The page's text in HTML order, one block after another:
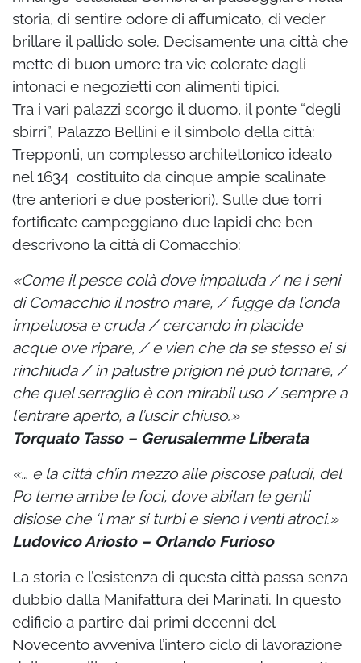
storia, di sentire odore di affumicato, di veder
brillare il pallido sole. Decisamente una città che
mette di buon umore tra vie colorate dagli
intonaci e negozietti con alimenti tipici.
Tra i vari palazzi scorgo il duomo, il ponte “degli
sbirri”, Palazzo Bellini e il simbolo della città:
Trepponti, un complesso architettonico ideato
nel 1634 costituito da cinque ampie scalinate
(tre anteriori e due posteriori). Sulle due torri
fortificate campeggiano due lapidi che ben
descrivono la città di Comacchio:
«Come il pesce colà dove impaluda / ne i seni
di Comacchio il nostro mare, / fugge da l’onda
impetuosa e cruda / cercando in placide
acque ove ripare, / e vien che da se stesso ei si
rinchiuda / in palustre prigion né può tornare, /
che quel serraglio è con mirabil uso / sempre a
l’entrare aperto, a l’uscir chiuso.»
Torquato Tasso – Gerusalemme Liberata
«… e la città ch’in mezzo alle piscose paludi, del
Po teme ambe le foci, dove abitan le genti
disiose che ‘l mar si turbi e sieno i venti atroci.»
Ludovico Ariosto – Orlando Furioso
La storia e l’esistenza di questa città passa senza
dubbio dalla Manifattura dei Marinati. In questo
edificio a partire dai primi decenni del
Novecento avveniva l’intero ciclo di lavorazione